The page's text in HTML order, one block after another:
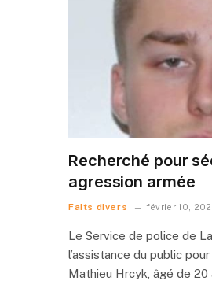
Recherché pour
agression armée
Faits divers février 10, 2021
Le Service de police de
l’assistance du public
Mathieu Hrcyk, âgé de 20